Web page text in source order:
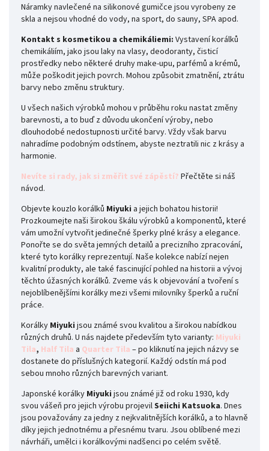
Náramky navlečené na silikonové gumičce jsou vyrobeny ze
skla a nejsou vhodné do vody, na sport, do sauny, SPA apod.
Kontakt s kosmetikou a chemikáliemi: Vystavení korálků
chemikáliím, jako jsou laky na vlasy, deodoranty, čisticí
prostředky nebo některé druhy make-upu, parfémů a krémů,
může poškodit jejich povrch. Mohou způsobit zmatnění, ztrátu
barvy nebo změnu struktury.
U všech našich výrobků mohou v průběhu roku nastat změny
barevnosti, a to buď z důvodu ukončení výroby, nebo
dlouhodobé nedostupnosti určité barvy. Vždy však barvu
nahradíme podobným odstínem, abyste neztratili nic z krásy a
harmonie.
Nevíte si rady, jak si změřit své zápěstí? Přečtěte si náš
návod.
Objevte kouzlo korálků Miyuki a jejich bohatou historii!
Prozkoumejte naši širokou škálu výrobků a komponentů, které
vám umožní vytvořit jedinečné šperky plné krásy a elegance.
Ponořte se do světa jemných detailů a precizního zpracování,
které tyto korálky reprezentují. Naše kolekce nabízí nejen
kvalitní produkty, ale také fascinující pohled na historii a vývoj
těchto úžasných korálků. Zveme vás k objevování a tvoření s
nejoblíbenějšími korálky mezi všemi milovníky šperků a ruční
práce.
Korálky Miyuki jsou známé svou kvalitou a širokou nabídkou
různých druhů. U nás najdete především tyto varianty: Miyuki
Tila, Half Tila a Quarter Tila – po kliknutí na jejich názvy se
dostanete do příslušných kategorií. Každý odstín má pod
sebou mnoho různých barevných variant.
Japonské korálky Miyuki jsou známé již od roku 1930, kdy
svou vášeň pro jejich výrobu projevilSeiichi Katsuoka. Dnes
jsou považovány za jedny z nejkvalitnějších korálků, a to hlavně
díky jejich jednotnému a přesnému tvaru. Jsou oblíbené mezi
návrháři, umělci i korálkovými nadšenci po celém světě.